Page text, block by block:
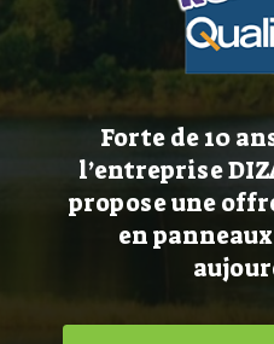
Forte de 10
l’entreprise
propose une
en